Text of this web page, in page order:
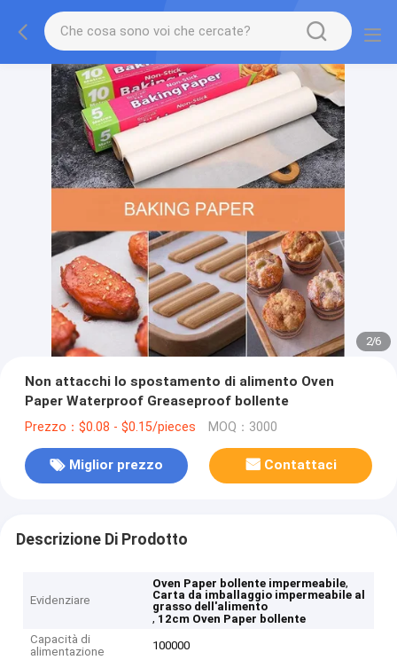
2/6
Non attacchi lo spostamento di alimento Oven
Paper Waterproof Greaseproof bollente
Prezzo：$0.08 - $0.15/pieces MOQ：3000
Miglior prezzo Contattaci
Descrizione Di Prodotto
Evidenziare
Oven Paper bollente impermeabile,
Carta da imballaggio impermeabile al
grasso dell'alimento
, 12cm Oven Paper bollente
Capacità di
alimentazione
100000